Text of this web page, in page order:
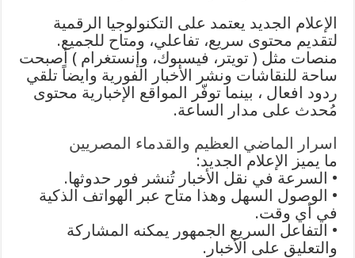
الإعلام الجديد يعتمد على التكنولوجيا الرقمية
لتقديم محتوى سريع، تفاعلي، ومتاح للجميع.
منصات مثل ( تويتر، فيسبوك، وإنستغرام ) أصبحت
ساحة للنقاشات ونشر الأخبار الفورية وايضاً تلقي
ردود افعال ، بينما توفّر المواقع الإخبارية محتوى
مُحدث على مدار الساعة.
اسرار الماضي العظيم والقدماء المصريين
ما يميز الإعلام الجديد:
• السرعة في نقل الأخبار تُنشر فور حدوثها.
• الوصول السهل وهذا متاح عبر الهواتف الذكية
في أي وقت.
• التفاعل السريع الجمهور يمكنه المشاركة
والتعليق على الأخبار.